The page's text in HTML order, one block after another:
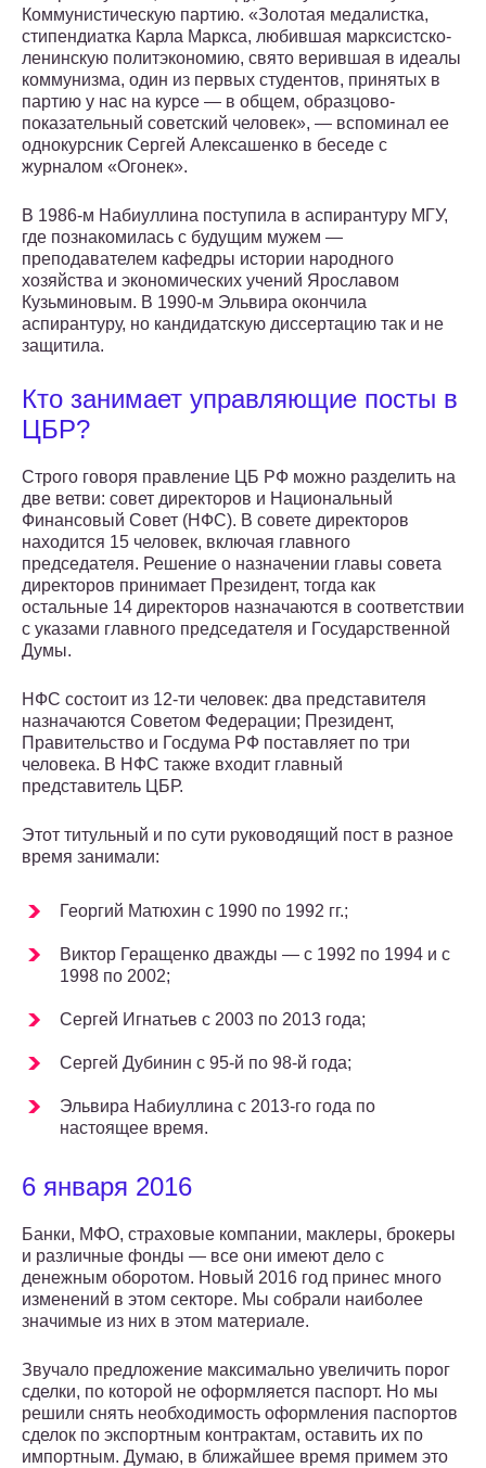
Коммунистическую партию. «Золотая медалистка,
стипендиатка Карла Маркса, любившая марксистско-
ленинскую политэкономию, свято верившая в идеалы
коммунизма, один из первых студентов, принятых в
партию у нас на курсе — в общем, образцово-
показательный советский человек», — вспоминал ее
однокурсник Сергей Алексашенко в беседе с
журналом «Огонек».
В 1986-м Набиуллина поступила в аспирантуру МГУ,
где познакомилась с будущим мужем —
преподавателем кафедры истории народного
хозяйства и экономических учений Ярославом
Кузьминовым. В 1990-м Эльвира окончила
аспирантуру, но кандидатскую диссертацию так и не
защитила.
Кто занимает управляющие посты в
ЦБР?
Строго говоря правление ЦБ РФ можно разделить на
две ветви: совет директоров и Национальный
Финансовый Совет (НФС). В совете директоров
находится 15 человек, включая главного
председателя. Решение о назначении главы совета
директоров принимает Президент, тогда как
остальные 14 директоров назначаются в соответствии
с указами главного председателя и Государственной
Думы.
НФС состоит из 12-ти человек: два представителя
назначаются Советом Федерации; Президент,
Правительство и Госдума РФ поставляет по три
человека. В НФС также входит главный
представитель ЦБР.
Этот титульный и по сути руководящий пост в разное
время занимали:
Георгий Матюхин с 1990 по 1992 гг.;
Виктор Геращенко дважды — с 1992 по 1994 и с
1998 по 2002;
Сергей Игнатьев с 2003 по 2013 года;
Сергей Дубинин с 95-й по 98-й года;
Эльвира Набиуллина с 2013-го года по
настоящее время.
6 января 2016
Банки, МФО, страховые компании, маклеры, брокеры
и различные фонды — все они имеют дело с
денежным оборотом. Новый 2016 год принес много
изменений в этом секторе. Мы собрали наиболее
значимые из них в этом материале.
Звучало предложение максимально увеличить порог
сделки, по которой не оформляется паспорт. Но мы
решили снять необходимость оформления паспортов
сделок по экспортным контрактам, оставить их по
импортным. Думаю, в ближайшее время примем это